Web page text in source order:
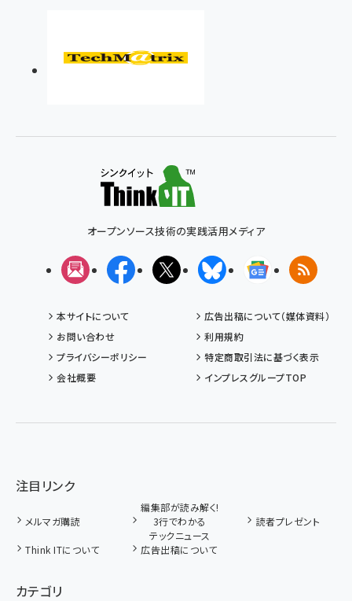
オープンソース技術の実践活用メディア
メルマガFacebookX(エックス)BlueskyGoogleニュ
RSS
本サイトについて
広告出稿について（媒体資料）
お問い合わせ
利用規約
プライバシーポリシー
特定商取引法に基づく表示
会社概要
インプレスグループTOP
注目リンク
メルマガ購読
編集部が読み解く!
3行でわかる
テックニュース
読者プレゼント
Think ITについて 広告出稿について
カテゴリ